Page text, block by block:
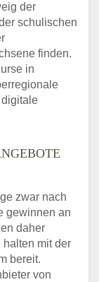
der
schulischen
finden.
in
zwar nach
gewinnen an
daher
mit der
bereit.
von